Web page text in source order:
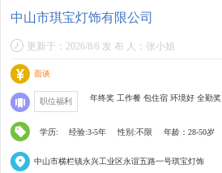
中山市琪宝灯饰有限公司
更新于：2026/8/6 发 布 人：张小姐
面谈
职位福利 年终奖 工作餐 包住宿 环境好 全勤奖
学历: 经验:3-5年 性别:不限 年龄：28-50岁
中山市横栏镇永兴工业区永谊五路一号琪宝灯饰